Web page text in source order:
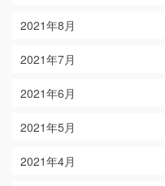
2021年8月
2021年7月
2021年6月
2021年5月
2021年4月